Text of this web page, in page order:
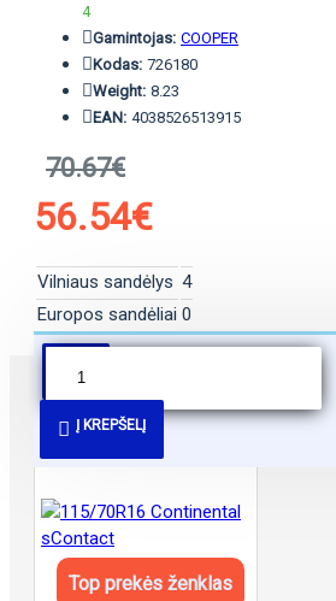
4
Gamintojas: COOPER
Kodas: 726180
Weight: 8.23
EAN: 4038526513915
70.67€
56.54€
Vilniaus sandėlys 4
Europos sandėliai 0
Į KREPŠELĮ
PANAŠŪS PASIŪLYMAI
Top prekės ženklas